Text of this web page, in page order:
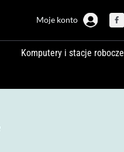
Moje konto
Komputery i stacje robocze